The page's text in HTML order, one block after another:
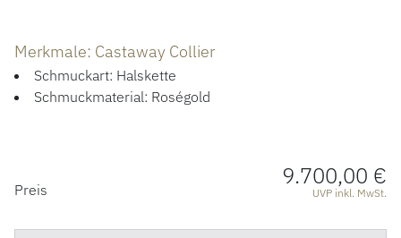
ACCESSOIRES
ÜBER UNS
Merkmale: Castaway Collier
Schmuckart: Halskette
Schmuckmaterial: Roségold
PREISINFORMATIONEN
Preis 9.700,00 €
UVP inkl. MwSt.